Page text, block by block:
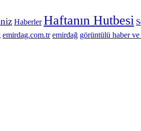
Haberler Haftanın Hutbesi
emirdag.com.tr emirdağ görüntülü haber